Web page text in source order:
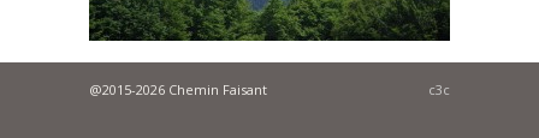
@2015-2026 Chemin Faisant c3c